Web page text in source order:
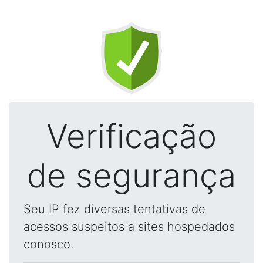
Verificação
de segurança
Seu IP fez diversas tentativas de
acessos suspeitos a sites hospedados
conosco.